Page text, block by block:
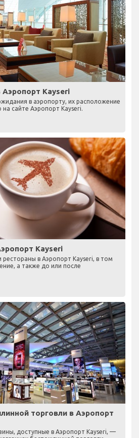
Kayseri
в аэропорту, их расположение
сайте Аэропорт Kayseri.
Kayseri
рестораны в Аэропорт Kayseri, в том
а также до или после
торговли в Аэропорт
доступные в Аэропорт Kayseri, —